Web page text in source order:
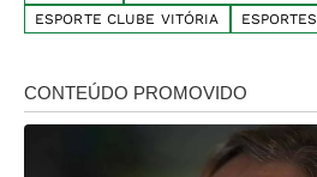
ESPORTE CLUBE VITÓRIA
ESPORTES